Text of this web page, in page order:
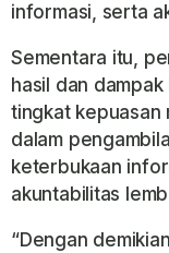
informasi, serta
Sementara itu,
hasil dan
tingkat kepuasan
dalam
keterbukaan
akuntabilitas
“Dengan